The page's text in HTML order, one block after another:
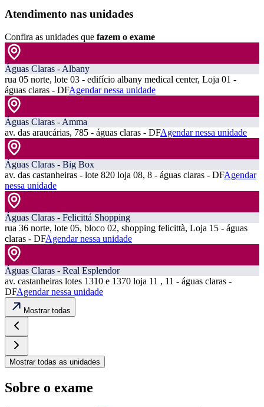
Atendimento nas unidades
Confira as unidades que fazem o exame
Águas Claras - Albany
rua 05 norte, lote 03 - edifício albany medical center, Loja 01 -
águas claras - DFAgendar nessa unidade
Águas Claras - Amma
av. das araucárias, 785 - águas claras - DFAgendar nessa unidade
Águas Claras - Big Box
av. das castanheiras - lote 820 loja 08, 8 - águas claras - DFAgendar
nessa unidade
Águas Claras - Felicittá Shopping
rua 36 norte, lote 05, bloco 02, shopping felicittà, Loja 15 - águas
claras - DFAgendar nessa unidade
Águas Claras - Real Esplendor
av. castanheiras lotes 1310 e 1370 loja 11 , 11 - águas claras -
DFAgendar nessa unidade
Mostrar todas
Mostrar todas as unidades
Sobre o exame